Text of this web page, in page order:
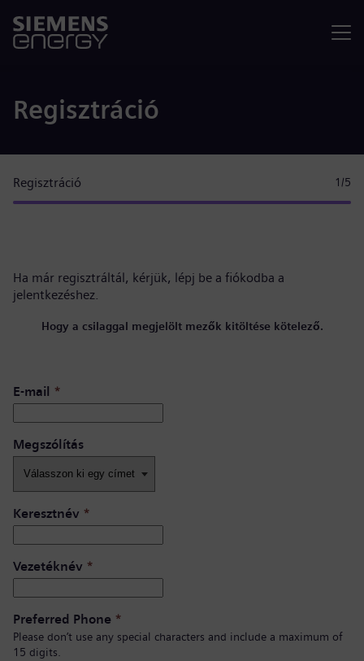
Regisztráció
Regisztráció 1 /5
Ha már regisztráltál, kérjük, lépj be a fiókodba a
jelentkezéshez.
Hogy a csilaggal megjelölt mezők kitöltése kötelező.
E-mail *
Megszólítás
Keresztnév *
Vezetéknév *
Preferred Phone *
Please don’t use any special characters and include a maximum of
15 digits.